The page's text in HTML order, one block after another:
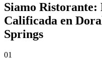
Siamo
Calificada en
Springs
01